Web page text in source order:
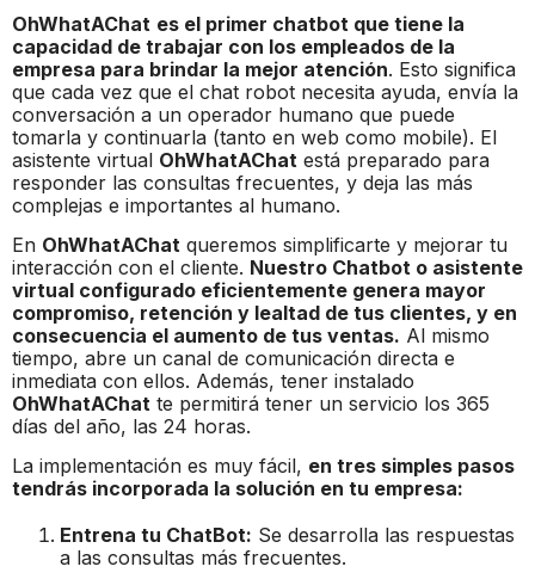
OhWhatAChat es el primer chatbot que tiene la
capacidad de trabajar con los empleados de la
empresa para brindar la mejor atención. Esto significa
que cada vez que el chat robot necesita ayuda, envía la
conversación a un operador humano que puede
tomarla y continuarla (tanto en web como mobile). El
asistente virtual OhWhatAChat está preparado para
responder las consultas frecuentes, y deja las más
complejas e importantes al humano.
En OhWhatAChat queremos simplificarte y mejorar tu
interacción con el cliente. Nuestro Chatbot o asistente
virtual configurado eficientemente genera mayor
compromiso, retención y lealtad de tus clientes, y en
consecuencia el aumento de tus ventas. Al mismo
tiempo, abre un canal de comunicación directa e
inmediata con ellos. Además, tener instalado
OhWhatAChat te permitirá tener un servicio los 365
días del año, las 24 horas.
La implementación es muy fácil, en tres simples pasos
tendrás incorporada la solución en tu empresa:
Entrena tu ChatBot: Se desarrolla las respuestas
a las consultas más frecuentes.